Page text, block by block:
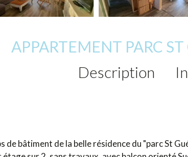
APPARTEMENT PARC
Description
de bâtiment de la belle résidence du "parc St